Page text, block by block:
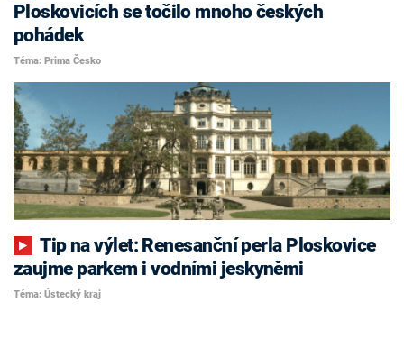
Ploskovicích se točilo mnoho českých
pohádek
Téma: Prima Česko
Tip na výlet: Renesanční perla Ploskovice
zaujme parkem i vodními jeskyněmi
Téma: Ústecký kraj